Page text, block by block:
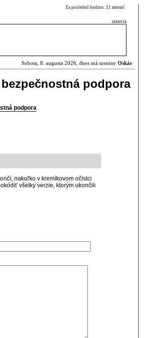
Za poslednú hodinu: 11 meraní
inzercia
Sobota, 8. augusta 2026, dnes má meniny Oskár
podpora
podpora
nakoľko v kremíkovom očistci
všetky verzie, ktorým ukončili